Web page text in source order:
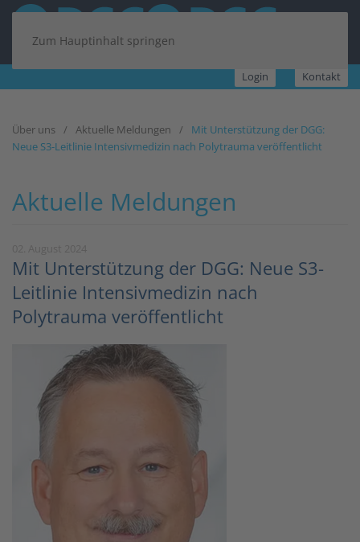
Zum Hauptinhalt springen
Login Kontakt
Über uns Aktuelle Meldungen
Mit Unterstützung der DGG:
Neue S3-Leitlinie Intensivmedizin nach Polytrauma veröffentlicht
Aktuelle Meldungen
Mit Unterstützung der DGG: Neue S3-
Leitlinie Intensivmedizin nach
Polytrauma veröffentlicht